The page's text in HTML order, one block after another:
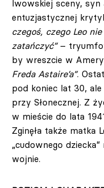
lwowskiej sceny, syn
entuzjastycznej
czegoś, czego Leo
zatańczyć”–
by wreszcie w
Freda Astaire’a”.
pod koniec lat 30,
przy Słonecznej. Z
w mieście do lata
Zginęła także matka
„cudownego
wojnie.